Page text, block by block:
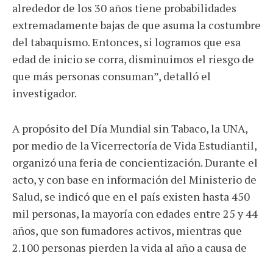
alrededor de los 30 años tiene probabilidades
extremadamente bajas de que asuma la costumbre
del tabaquismo. Entonces, si logramos que esa
edad de inicio se corra, disminuimos el riesgo de
que más personas consuman”, detalló el
investigador.
A propósito del Día Mundial sin Tabaco, la UNA,
por medio de la Vicerrectoría de Vida Estudiantil,
organizó una feria de concientización. Durante el
acto, y con base en información del Ministerio de
Salud, se indicó que en el país existen hasta 450
mil personas, la mayoría con edades entre 25 y 44
años, que son fumadores activos, mientras que
2.100 personas pierden la vida al año a causa de